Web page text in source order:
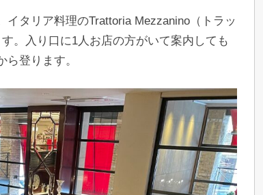
タリア料理のTrattoria Mezzanino（トラッ
。入り口に1人お店の方がいて案内しても
登ります。